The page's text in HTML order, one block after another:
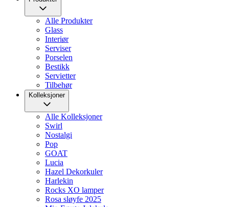
Alle Produkter
Glass
Interiør
Serviser
Porselen
Bestikk
Servietter
Tilbehør
Kolleksjoner
Alle Kolleksjoner
Swirl
Nostalgi
Pop
GOAT
Lucia
Hazel Dekorkuler
Harlekin
Rocks XO lamper
Rosa sløyfe 2025